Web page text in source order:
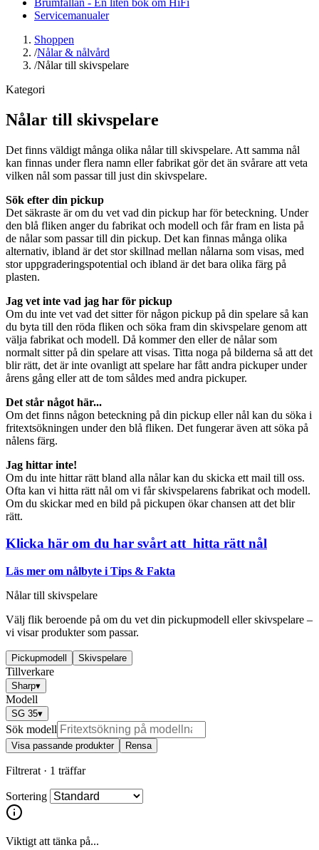
Servicemanualer
Shoppen
/Nålar & nålvård
/Nålar till skivspelare
Kategori
Nålar till skivspelare
Det finns väldigt många olika nålar till skivspelare. Att samma nål
kan finnas under flera namn eller fabrikat gör det än svårare att veta
vilken nål som passar till just din skivspelare.
Sök efter din pickup
Det säkraste är om du vet vad din pickup har för beteckning. Under
den blå fliken anger du fabrikat och modell och får fram en lista på
de nålar som passar till din pickup. Det kan finnas många olika
alternativ, ibland är det stor skillnad mellan nålarna som visas, med
stor uppgraderingspotential och ibland är det bara olika färg på
plasten.
Jag vet inte vad jag har för pickup
Om du inte vet vad det sitter för någon pickup på din spelare så kan
du byta till den röda fliken och söka fram din skivspelare genom att
välja fabrikat och modell. Då kommer den eller de nålar som
normalt sitter på din spelare att visas. Titta noga på bilderna så att det
blir rätt, det är inte ovanligt att spelare har fått andra pickuper under
årens gång eller att de tom såldes med andra pickuper.
Det står något här...
Om det finns någon beteckning på din pickup eller nål kan du söka i
fritextsökningen under den blå fliken. Det fungerar även att söka på
nålens färg.
Jag hittar inte!
Om du inte hittar rätt bland alla nålar kan du skicka ett mail till oss.
Ofta kan vi hitta rätt nål om vi får skivspelarens fabrikat och modell.
Om du skickar med en bild på pickupen ökar chansen att det blir
rätt.
Klicka här om du har svårt att hitta rätt nål
Läs mer om nålbyte i Tips & Fakta
Nålar till skivspelare
Välj flik beroende på om du vet din pickupmodell eller skivspelare –
vi visar produkter som passar.
Pickupmodell Skivspelare
Tillverkare
Sharp▾
Modell
SG 35▾
Sök modell
Visa passande produkter Rensa
Filtrerat · 1 träffar
Sortering
Viktigt att tänka på...